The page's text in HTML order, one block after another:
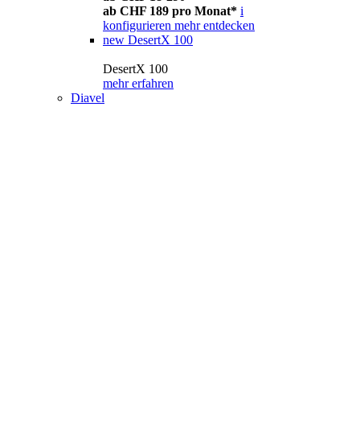
ab CHF 189 pro Monat* i
konfigurieren mehr entdecken
new DesertX 100
DesertX 100
mehr erfahren
Diavel